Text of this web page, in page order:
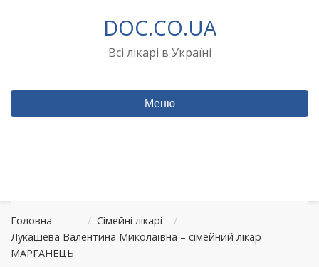
DOC.CO.UA
Всі лікарі в Україні
Меню
Головна / Сімейні лікарі
/
Лукашева Валентина Миколаївна – сімейний лікар
МАРГАНЕЦЬ